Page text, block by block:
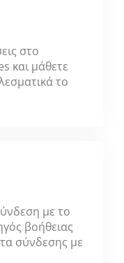
στο
και μάθετε
το
με το
βοήθειας
σύνδεσης με